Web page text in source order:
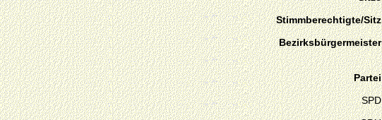
Stimmberechtigte/Sitz
Bezirksbürgermeister
Partei
SPD